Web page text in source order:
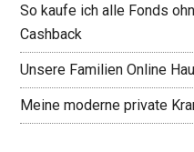
So kaufe ich alle Fonds
Cashback
Unsere Familien Online
Meine moderne private